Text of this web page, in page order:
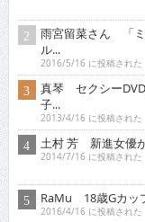
雨宮留菜さん 「ミ
ル...
2016/5/16 に投稿された
真琴 セクシー
子...
2013/4/16 に投稿された
土村 芳 新進女優
2014/7/16 に投稿された
RaMu 18歳Gカッ
2016/4/16 に投稿された